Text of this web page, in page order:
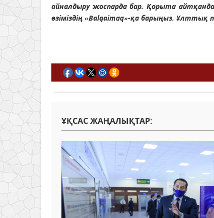
айналдыру жоспарда бар. Қорыта
өзіміздің «Balqaimaq»-қа барыңыз. Ұлттық
ҰҚСАС ЖАҢАЛЫҚТАР: